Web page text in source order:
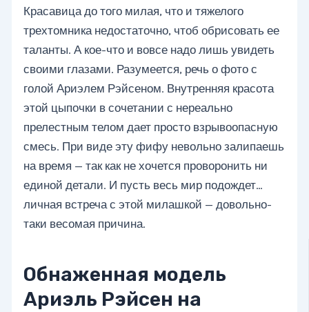
Красавица до того милая, что и тяжелого
трехтомника недостаточно, чтоб обрисовать ее
таланты. А кое-что и вовсе надо лишь увидеть
своими глазами. Разумеется, речь о фото с
голой Ариэлем Рэйсеном. Внутренняя красота
этой цыпочки в сочетании с нереально
прелестным телом дает просто взрывоопасную
смесь. При виде эту фифу невольно залипаешь
на время — так как не хочется проворонить ни
единой детали. И пусть весь мир подождет…
личная встреча с этой милашкой — довольно-
таки весомая причина.
Обнаженная модель
Ариэль Рэйсен на